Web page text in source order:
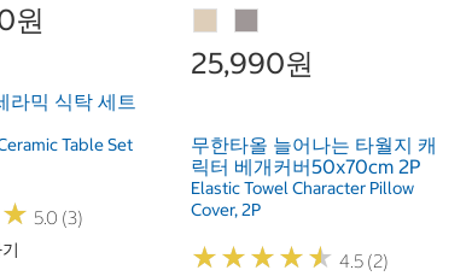
원
라믹 식탁 세트
Table Set
★
★ 5.0 (3)
25,990원
무한타올 늘어나는 타월지 캐
릭터 베개커버50x70cm 2P
Elastic Towel Character Pillow
Cover, 2P
★★★★★
★★★★★ 4.5 (2)